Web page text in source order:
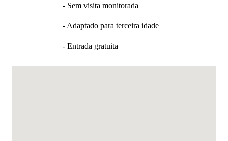
- Sem visita monitorada
- Adaptado para terceira idade
- Entrada gratuita